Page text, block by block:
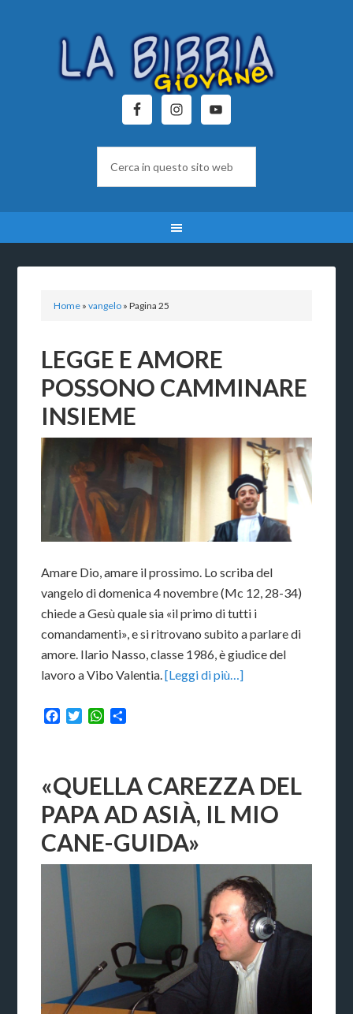
Home »vangelo »Pagina 25
LEGGE E AMORE
POSSONO CAMMINARE
INSIEME
Amare Dio, amare il prossimo. Lo scriba del
vangelo di domenica 4 novembre (Mc 12, 28-34)
chiede a Gesù quale sia «il primo di tutti i
comandamenti», e si ritrovano subito a parlare di
amore. Ilario Nasso, classe 1986, è giudice del
lavoro a Vibo Valentia.[Leggi di più…]
Facebook
TwitterWhatsApp
«QUELLA CAREZZA DEL
PAPA AD ASIÀ, IL MIO
CANE-GUIDA»